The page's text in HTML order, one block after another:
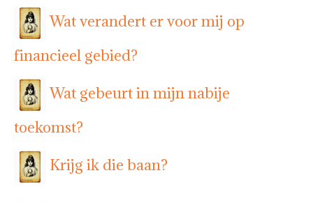
Wat verandert er voor mij op
financieel gebied?
Wat gebeurt in mijn nabije
toekomst?
Krijg ik die baan?